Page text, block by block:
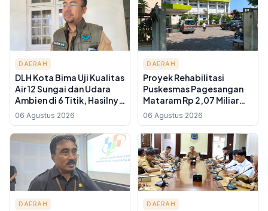
DAERAH
DLH Kota Bima Uji Kualitas
Air 12 Sungai dan Udara
Ambien di 6 Titik, Hasilnya
Jadi Dasar Kebijakan
Pengendalian
Pencemaran
06 Agustus 2026
DAERAH
Proyek Rehabilitasi
Puskesmas Pagesangan
Mataram Rp 2,07 Miliar
Jalan Lagi Usai Rekanan
Diganti, Pelayanan Tetap
Normal
06 Agustus 2026
DAERAH DAERAH